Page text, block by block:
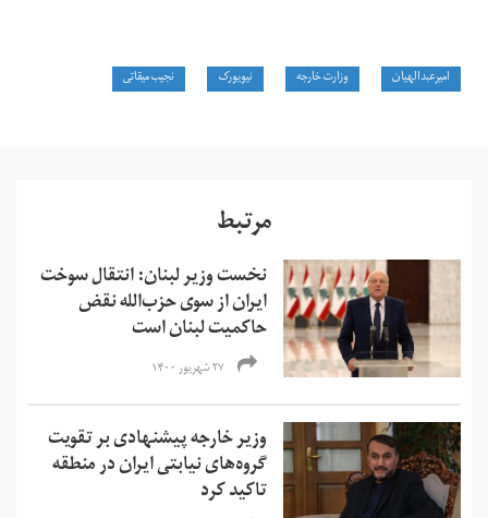
امیرعبدالهیان وزارت خارجه نیویورک نجیب میقاتی
مرتبط
نخست وزیر لبنان: انتقال سوخت
ایران از سوی حزب‌الله نقض
حاکمیت لبنان است
۲۷ شهریور ۱۴۰۰
وزیر خارجه پیشنهادی بر ‌تقویت
گروه‌های نیابتی ایران در منطقه
تاکید کرد